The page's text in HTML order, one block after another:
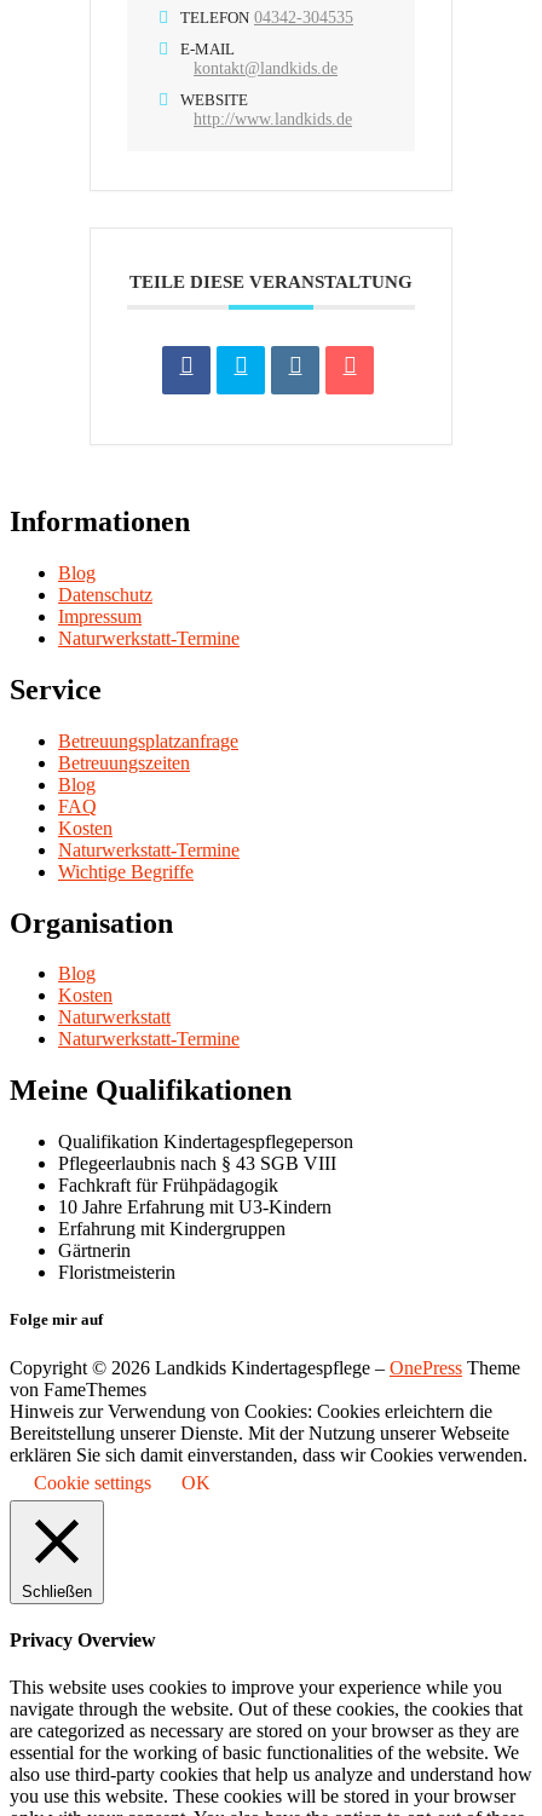
TELEFON 04342-304535
E-MAIL
kontakt@landkids.de
WEBSITE
http://www.landkids.de
TEILE DIESE VERANSTALTUNG
Informationen
Blog
Datenschutz
Impressum
Naturwerkstatt-Termine
Service
Betreuungsplatzanfrage
Betreuungszeiten
Blog
FAQ
Kosten
Naturwerkstatt-Termine
Wichtige Begriffe
Organisation
Blog
Kosten
Naturwerkstatt
Naturwerkstatt-Termine
Meine Qualifikationen
Qualifikation Kindertagespflegeperson
Pflegeerlaubnis nach § 43 SGB VIII
Fachkraft für Frühpädagogik
10 Jahre Erfahrung mit U3-Kindern
Erfahrung mit Kindergruppen
Gärtnerin
Floristmeisterin
Folge mir auf
Copyright © 2026 Landkids Kindertagespflege – OnePress Theme
von FameThemes
Hinweis zur Verwendung von Cookies: Cookies erleichtern die
Bereitstellung unserer Dienste. Mit der Nutzung unserer Webseite
erklären Sie sich damit einverstanden, dass wir Cookies verwenden.
Cookie settings
OK
Schließen
Privacy Overview
This website uses cookies to improve your experience while you
navigate through the website. Out of these cookies, the cookies that
are categorized as necessary are stored on your browser as they are
essential for the working of basic functionalities of the website. We
also use third-party cookies that help us analyze and understand how
you use this website. These cookies will be stored in your browser